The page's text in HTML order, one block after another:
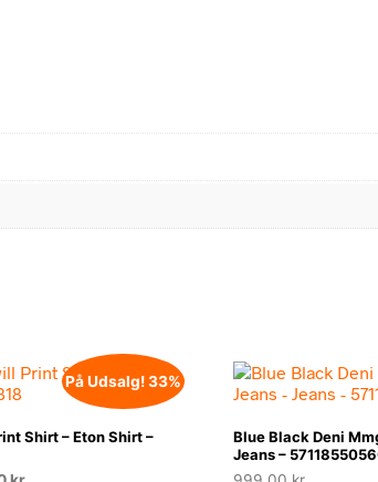
På Udsalg! 33%
Shirt – Eton Shirt –
Blue Black Deni
Jeans –